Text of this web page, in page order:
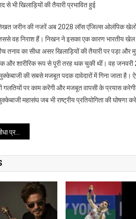
ओलंपिक
पर
है
मुक्केबाज
निखत
जरीन
की
नजरें
भी खिलाड़ियों की तैयारी प्रभावित हुई
जरीन की नजरें अब 2028 लॉस एंजिल्स ओलंपिक
वह निराश हैं। निखन ने इसका एक कारण भारतीय
तनाव का सीधा असर खिलाड़ियों की तैयारी पर पड़ा
और शारीरिक रूप से पूरी तरह थक चुकी थीं। वह जनवरी
की सबसे मजबूत पदक दावेदारों में गिना जाता
पर काम करेंगी और मजबूत वापसी के प्रयास
महासंघ जब भी राष्ट्रीय प्रतियोगिता की घोषणा
वैश्विक गेम